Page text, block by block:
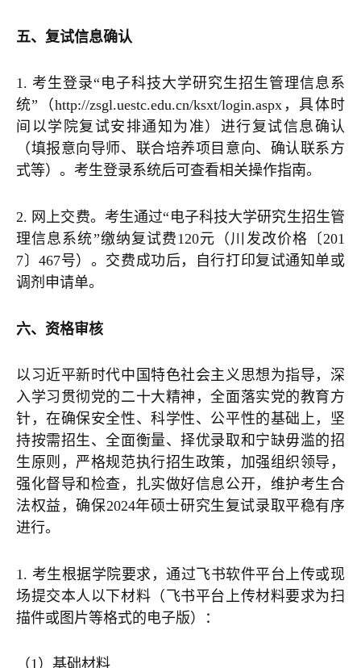
五、复试信息确认
1. 考生登录“电子科技大学研究生招生管理信息系
统”（http://zsgl.uestc.edu.cn/ksxt/login.aspx，具体时
间以学院复试安排通知为准）进行复试信息确认
（填报意向导师、联合培养项目意向、确认联系方
式等）。考生登录系统后可查看相关操作指南。
2. 网上交费。考生通过“电子科技大学研究生招生管
理信息系统”缴纳复试费120元（川发改价格〔201
7〕467号）。交费成功后，自行打印复试通知单或
调剂申请单。
六、资格审核
以习近平新时代中国特色社会主义思想为指导，深
入学习贯彻党的二十大精神，全面落实党的教育方
针，在确保安全性、科学性、公平性的基础上，坚
持按需招生、全面衡量、择优录取和宁缺毋滥的招
生原则，严格规范执行招生政策，加强组织领导，
强化督导和检查，扎实做好信息公开，维护考生合
法权益，确保2024年硕士研究生复试录取平稳有序
进行。
1. 考生根据学院要求，通过飞书软件平台上传或现
场提交本人以下材料（飞书平台上传材料要求为扫
描件或图片等格式的电子版）：
（1）基础材料